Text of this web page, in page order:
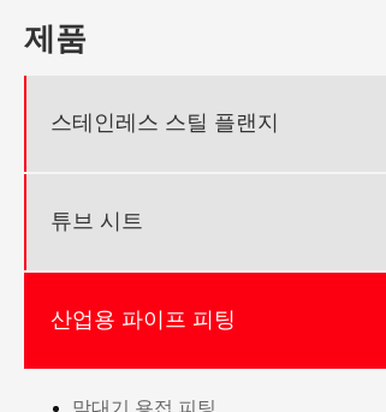
제품
스테인레스 스틸 플랜지
튜브 시트
산업용 파이프 피팅
맞대기 용접 피팅